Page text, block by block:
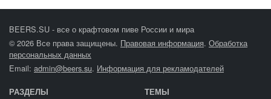
BEERS.SU - все о крафтовом пиве России и мира
© 2026 Все права защищены. Правовая информация. Обработка
персональных данных
Email: admin@beers.su. Информация для рекламодателей
РАЗДЕЛЫ ТЕМЫ